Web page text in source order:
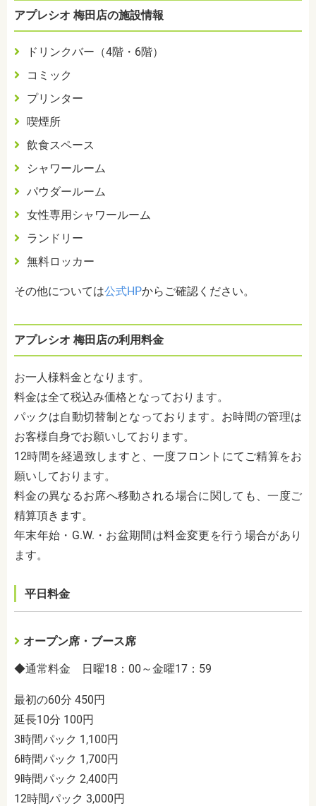
アプレシオ 梅田店の施設情報
ドリンクバー（4階・6階）
コミック
プリンター
喫煙所
飲食スペース
シャワールーム
パウダールーム
女性専用シャワールーム
ランドリー
無料ロッカー
その他については公式HPからご確認ください。
アプレシオ 梅田店の利用料金
お一人様料金となります。
料金は全て税込み価格となっております。
パックは自動切替制となっております。お時間の管理は
お客様自身でお願いしております。
12時間を経過致しますと、一度フロントにてご精算をお
願いしております。
料金の異なるお席へ移動される場合に関しても、一度ご
精算頂きます。
年末年始・G.W.・お盆期間は料金変更を行う場合があり
ます。
平日料金
オープン席・ブース席
◆通常料金 日曜18：00～金曜17：59
最初の60分 450円
延長10分 100円
3時間パック 1,100円
6時間パック 1,700円
9時間パック 2,400円
12時間パック 3,000円